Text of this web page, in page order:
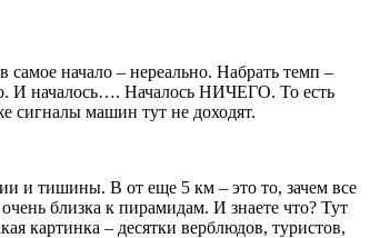
начало – нереально. Набрать темп –
И началось…. Началось НИЧЕГО. То есть
сигналы машин тут не доходят.
и тишины. В от еще 5 км – это то, зачем все
близка к пирамидам. И знаете что? Тут
картинка – десятки верблюдов, туристов,